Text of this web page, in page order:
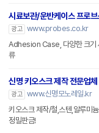
시료보관/운반케이스 프로브
광고 www.probes.co.kr
Adhesion Case, 다양한 크기
류
신명 키오스크 제작 전문업체
광고 www.신명모노레일.kr
키오스크 제작/철,스텐,알루미
정밀판금!